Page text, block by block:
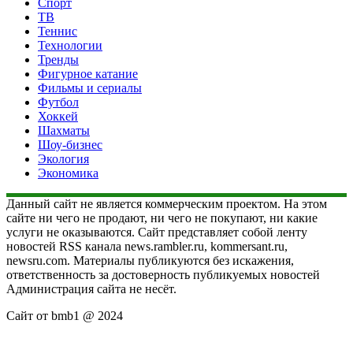
ТВ
Теннис
Технологии
Тренды
Фигурное катание
Фильмы и сериалы
Футбол
Хоккей
Шахматы
Шоу-бизнес
Экология
Экономика
Данный сайт не является коммерческим проектом. На этом
сайте ни чего не продают, ни чего не покупают, ни какие
услуги не оказываются. Сайт представляет собой ленту
новостей RSS канала news.rambler.ru, kommersant.ru,
newsru.com. Материалы публикуются без искажения,
ответственность за достоверность публикуемых новостей
Администрация сайта не несёт.
Сайт от bmb1 @ 2024